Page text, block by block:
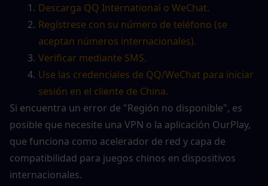
Descarga QQ International o WeChat.
Regístrese con su número de teléfono (se
aceptan números internacionales).
Verificar mediante SMS.
Use las credenciales de QQ/WeChat para iniciar
sesión en el cliente de China.
Si encuentra un error de "Región no disponible", es
posible que necesite una VPN o la aplicación OurPlay,
que funciona como acelerador de red y capa de
compatibilidad para juegos chinos en dispositivos
internacionales.